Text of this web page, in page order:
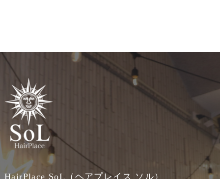
HairPlace SoL（ヘアプレイス ソル）